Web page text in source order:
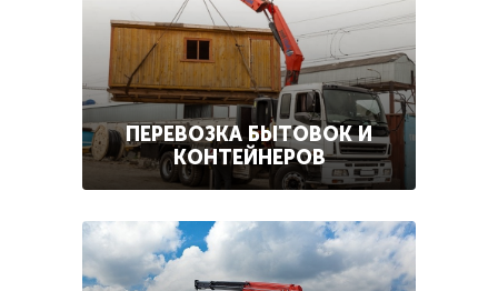
ПЕРЕВОЗКА БЫТОВОК И
КОНТЕЙНЕРОВ